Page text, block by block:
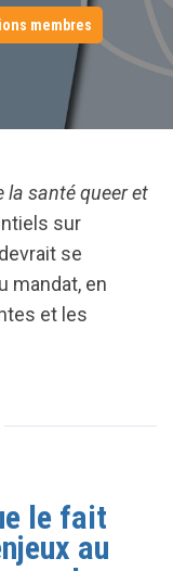
membres
la santé queer et
sur
se
mandat, en
et les
le fait
au